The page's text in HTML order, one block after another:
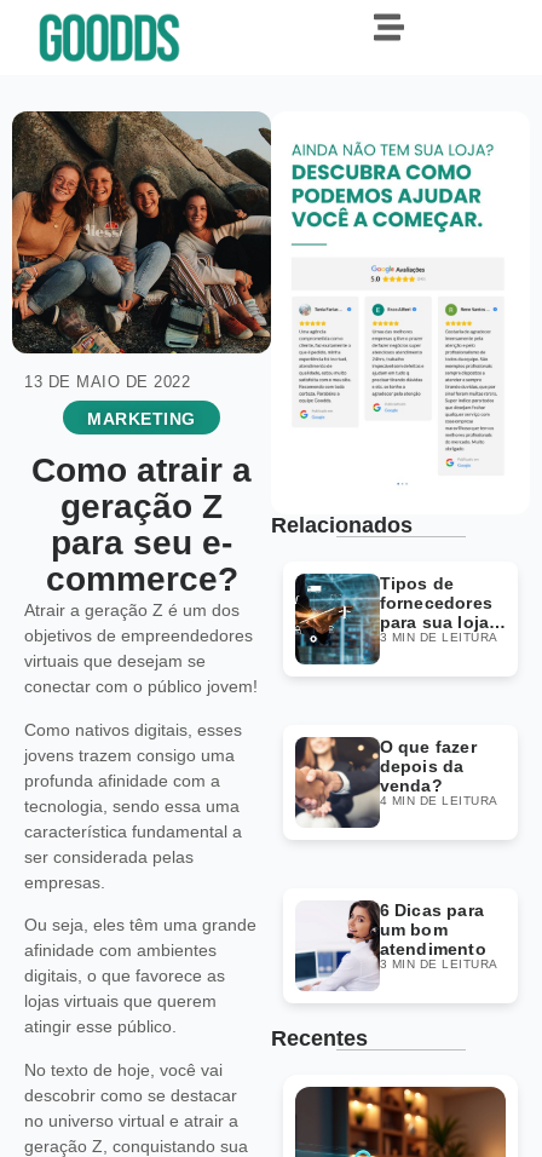
13 DE MAIO DE 2022
MARKETING
Como atrair a
geração Z
para seu e-
commerce?
Atrair a geração Z é um dos
objetivos de empreendedores
virtuais que desejam se
conectar com o público jovem!
Como nativos digitais, esses
jovens trazem consigo uma
profunda afinidade com a
tecnologia, sendo essa uma
característica fundamental a
ser considerada pelas
empresas.
Ou seja, eles têm uma grande
afinidade com ambientes
digitais, o que favorece as
lojas virtuais que querem
atingir esse público.
No texto de hoje, você vai
descobrir como se destacar
no universo virtual e atrair a
geração Z, conquistando sua
Relacionados
Tipos de
fornecedores
para sua loja
Dropshipping
3 MIN DE LEITURA
O que fazer
depois da
venda?
4 MIN DE LEITURA
6 Dicas para
um bom
atendimento
3 MIN DE LEITURA
Recentes